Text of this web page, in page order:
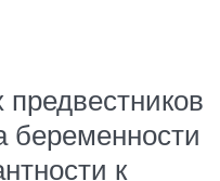
беременности
к